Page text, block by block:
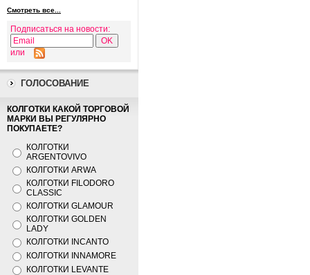
Смотреть все...
Подписаться на новости:
или
ГОЛОСОВАНИЕ
КОЛГОТКИ КАКОЙ ТОРГОВОЙ
МАРКИ ВЫ РЕГУЛЯРНО
ПОКУПАЕТЕ?
КОЛГОТКИ
ARGENTOVIVO
КОЛГОТКИ ARWA
КОЛГОТКИ FILODORO
CLASSIC
КОЛГОТКИ GLAMOUR
КОЛГОТКИ GOLDEN
LADY
КОЛГОТКИ INCANTO
КОЛГОТКИ INNAMORE
КОЛГОТКИ LEVANTE